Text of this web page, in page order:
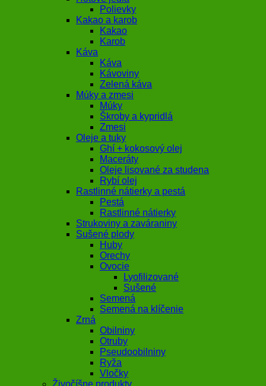
Polievky
Kakao a karob
Kakao
Karob
Káva
Káva
Kávoviny
Zelená káva
Múky a zmesi
Múky
Škroby a kypridlá
Zmesi
Oleje a tuky
Ghí + kokosový olej
Maceráty
Oleje lisované za studena
Rybí olej
Rastlinné nátierky a pestá
Pestá
Rastlinné nátierky
Strukoviny a zaváraniny
Sušené plody
Huby
Orechy
Ovocie
Lyofilizované
Sušené
Semená
Semená na klíčenie
Zrná
Obilniny
Otruby
Pseudoobilniny
Ryža
Vločky
Živočíšne produkty